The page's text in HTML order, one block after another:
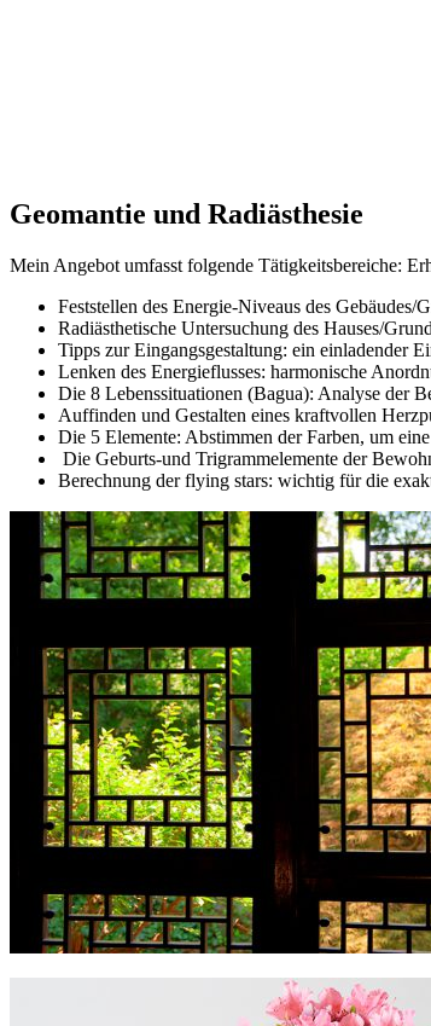
Geomantie und Radiästhesie
Mein Angebot umfasst folgende Tätigkeitsbereiche:
Feststellen des Energie-Niveaus des Gebäudes/
Radiästhetische Untersuchung des Hauses/
Tipps zur Eingangsgestaltung: ein einladender
Lenken des Energieflusses: harmonische
Die 8 Lebenssituationen (Bagua): Analyse der
Auffinden und Gestalten eines kraftvollen
Die 5 Elemente: Abstimmen der Farben, um
Die Geburts-und Trigrammelemente der
Berechnung der flying stars: wichtig für die